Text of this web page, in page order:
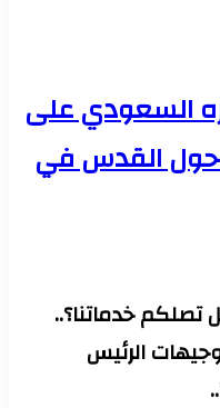
السعودي على
حول القدس في
تصلكم خدماتنا؟..
الرئيس